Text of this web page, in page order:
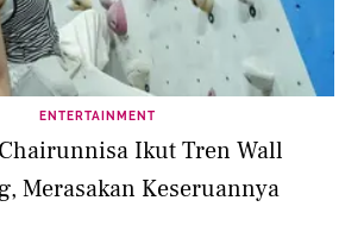
ENTERTAINMENT
Ikut Tren Wall
Merasakan Keseruannya